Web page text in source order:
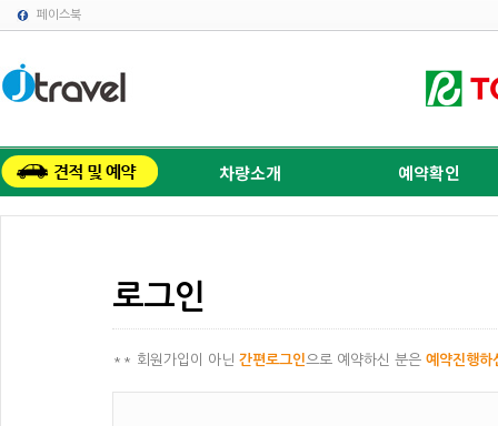
페이스북
차량소개 예약확인
로그인
** 회원가입이 아닌 간편로그인으로 예약하신 분은 예약진행하